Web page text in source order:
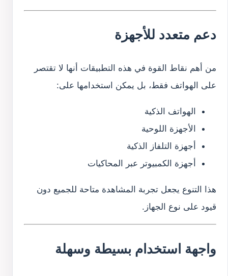
دعم متعدد للأجهزة
من أهم نقاط القوة في هذه التطبيقات أنها لا تقتصر
على الهواتف فقط، بل يمكن استخدامها على:
الهواتف الذكية
الأجهزة اللوحية
أجهزة التلفاز الذكية
أجهزة الكمبيوتر عبر المحاكيات
هذا التنوع يجعل تجربة المشاهدة متاحة للجميع دون
قيود على نوع الجهاز.
واجهة استخدام بسيطة وسهلة